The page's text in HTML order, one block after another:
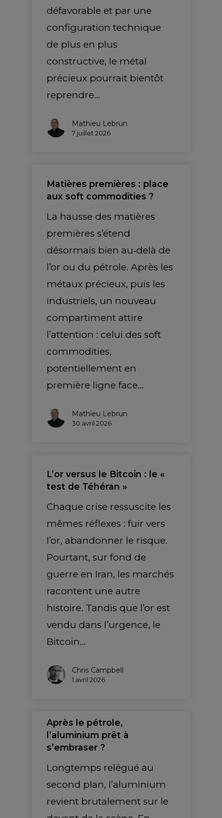
défavorable et par une
configuration technique
de plus en plus
constructive, le métal
précieux pourrait bientôt
reprendre…
Mathieu Lebrun
7 juillet 2026
Matières premières : place
aux soft commodities ?
La hausse des matières
premières s’étend
désormais bien au‑delà de
l’or ou du pétrole. Après les
métaux précieux, puis les
industriels, un nouveau
compartiment attire
l’attention : celui des soft
commodities,
potentiellement en
première ligne face…
Mathieu Lebrun
30 avril 2026
L’or versus le Bitcoin : le «
test de Téhéran »
Chaque crise ressuscite les
mêmes réflexes : fuir vers
l’or, abandonner le risque.
Pourtant, sur fond de
guerre en Iran, les marchés
racontent une autre
histoire. Tandis que l’or est
vendu dans l’urgence, le
Bitcoin…
Chris Campbell
1 avril 2026
Après le pétrole,
l’aluminium prêt à
s’embraser ?
Longtemps relégué au
second plan, l’aluminium
revient brutalement sur le